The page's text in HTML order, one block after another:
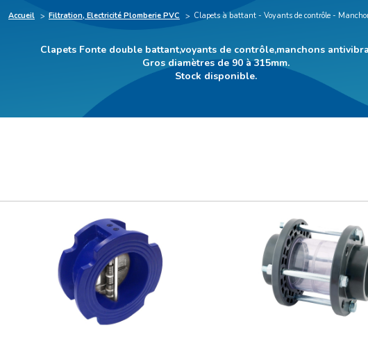
Accueil Filtration, Electricité Plomberie PVC Clapets à battant - Voyants de contrôle -
Clapets Fonte double battant,voyants de contrôle,manchons
Gros diamètres de 90 à 315mm.
Stock disponible.